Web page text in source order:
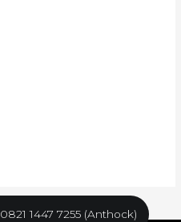
0821 1447 7255 (Anthock)